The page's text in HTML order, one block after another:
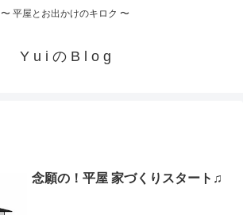
〜 平屋とお出かけのキロク 〜
Y u i の B l o g
念願の！平屋 家づくりスタート♫